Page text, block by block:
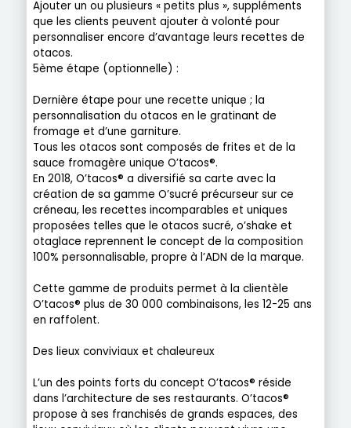
Ajouter un ou plusieurs « petits plus », suppléments
que les clients peuvent ajouter à volonté pour
personnaliser encore d’avantage leurs recettes de
otacos.
5ème étape (optionnelle) :
Dernière étape pour une recette unique ; la
personnalisation du otacos en le gratinant de
fromage et d’une garniture.
Tous les otacos sont composés de frites et de la
sauce fromagère unique O’tacos®.
En 2018, O’tacos® a diversifié sa carte avec la
création de sa gamme O’sucré précurseur sur ce
créneau, les recettes incomparables et uniques
proposées telles que le otacos sucré, o’shake et
otaglace reprennent le concept de la composition
100% personnalisable, propre à l’ADN de la marque.
Cette gamme de produits permet à la clientèle
O’tacos® plus de 30 000 combinaisons, les 12-25 ans
en raffolent.
Des lieux conviviaux et chaleureux
L’un des points forts du concept O’tacos® réside
dans l’architecture de ses restaurants. O’tacos®
propose à ses franchisés de grands espaces, des